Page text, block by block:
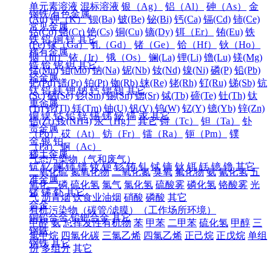
单元素溶液 混标溶液 银（Ag） 铝（Al） 砷（As）
金
(Au) 钾（K） 钡(Ba) 铍(Be) 铋(Bi) 钙(Ca) 镉(Cd) 铈(Ce)
钴(Co) 铬(Cr) 铯(Cs) 铜(Cu) 镝(Dy) 铒（Er） 铕(Eu) 铁
(Fe) 镓（Ga） 钆（Gd） 锗（Ge） 铪（Hf）
钬（Ho）
铟（In） 铱（Ir） 锇（Os） 镧(La) 锂(Li) 镥(Lu) 镁(Mg)
锰(Mn) 钼(Mo) 钠(Na) 铌(Nb) 钕(Nd) 镍(Ni) 磷(P) 铅(Pb)
钯(Pd) 镨(Pr) 铂(Pt) 铷(Rb) 铼(Re) 铑(Rh) 钌(Ru) 锑(Sb) 钪
(Sc) 硒(Se) 钐(Sm) 锡(Sn) 锶(Sr) 铽(Tb) 碲(Te) 钍(Th) 钛
(Ti) 铊(Tl) 铥(Tm) 铀(U) 钒(V) 钨(W) 钇(Y) 镱(Yb) 锌(Zn)
锆(Zr) 铵(NH4) 汞（Hg） 其它 锝（Tc） 钽（Ta）
钋
（Po） 砹（At） 钫（Fr） 镭（Ra） 钷（Pm）
镤
（Pa） 锕（Ac）
气态污染物（气和废气）
二氧化硫 氮氧化物 二氧化氮 臭氧 氟化物 氨 氰化氢 五
氧化二磷 硫化氢 氯气 氯化氢 硫酸雾 磷化氢 铬酸雾 光
气 沥青烟 饮食业油烟 硝酸 磷酸 其它
有机污染物（碳管/滤膜）（工作场所环境）
甲醛 氨 总挥发性有机物 苯 甲苯 二甲苯 硫化氢 甲醇 三
氯甲烷 四氯化碳 三氯乙烯 四氯乙烯 正己烷 正戊烷 单组
份 多组分 其它
钢铁/有色金属
常见金属
铁 铝 铜 锌 其它
稀有金属
锆 铪 铌 钽 其它
轻金属
钛 铝 镁 钾 钠 钙 锶 钡 其它
重金属
铜 镍 钴 铅 锌 锡 锑 铋 镉 汞 其它
贵金属
金 银 铂
稀土金属
钪 钇 镧 铈 镨 钕 钷 钐 铕 钆 铽 镝 钬 铒 铥 镱 镥 其它
准金属
锗 锑 钋 其它
合金
铜铅合金 铅钯合金 其它
钢铁
钢铁 其它